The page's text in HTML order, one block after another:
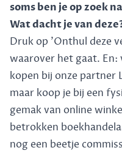
soms ben je op zoek
Wat dacht je van
Druk op 'Onthul deze
waarover het gaat. En:
kopen bij onze partner
maar koop je bij een
gemak van online
betrokken
nog een beetje